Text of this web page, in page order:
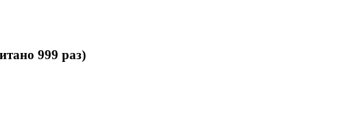
999 раз)